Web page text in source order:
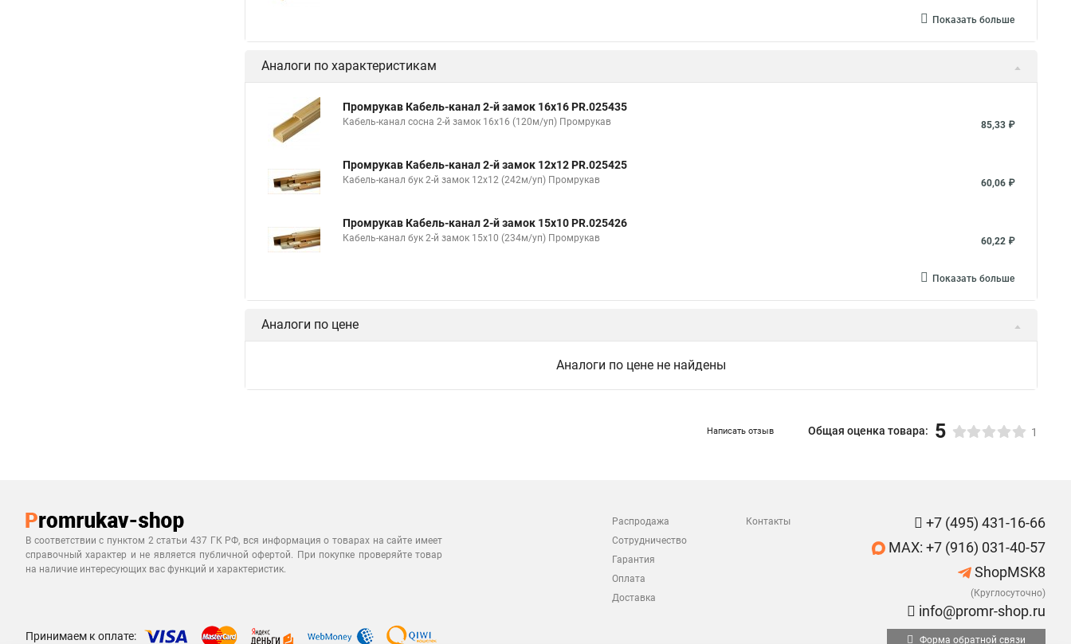
Показать больше
Аналоги по характеристикам
Промрукав Кабель-канал 2-й замок 16х16 PR.025435
Кабель-канал сосна 2-й замок 16х16 (120м/уп) Промрукав 85,33 ₽
Промрукав Кабель-канал 2-й замок 12х12 PR.025425
Кабель-канал бук 2-й замок 12х12 (242м/уп) Промрукав 60,06 ₽
Промрукав Кабель-канал 2-й замок 15х10 PR.025426
Кабель-канал бук 2-й замок 15х10 (234м/уп) Промрукав 60,22 ₽
Показать больше
Аналоги по цене
Аналоги по цене не найдены
Написать отзыв Общая оценка товара: 5 1
В соответствии с пунктом 2 статьи 437 ГК РФ, вся информация о товарах на сайте имеет
справочный характер и не является публичной офертой. При покупке проверяйте товар
на наличие интересующих вас функций и характеристик.
Распродажа
Сотрудничество
Гарантия
Оплата
Доставка
Контакты
+7 (495) 431-16-66
MAX: +7 (916) 031-40-57
ShopMSK8
(Круглосуточно)
info@promr-shop.ru
Принимаем к оплате: Форма обратной связи